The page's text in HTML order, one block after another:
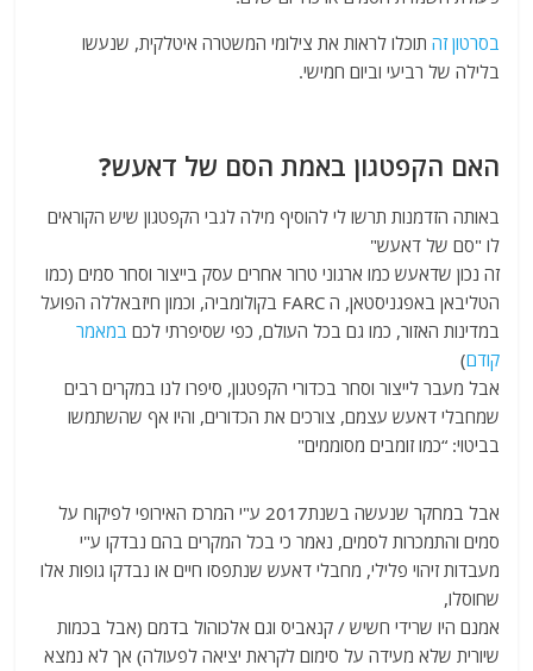
בסרטון זה תוכלו לראות את צילומי המשטרה איטלקית, שנעשו
בלילה של רביעי וביום חמישי.
האם הקפטגון באמת הסם של דאעש?
באותה הזדמנות תרשו לי להוסיף מילה לגבי הקפטגון שיש הקוראים
לו "סם של דאעש"
זה נכון שדאעש כמו ארגוני טרור אחרים עסק בייצור וסחר סמים (כמו
הטליבאן באפגניסטאן, ה FARC בקולומביה, וכמון חיזבאללה הפועל
במדינות האזור, כמו גם בכל העולם, כפי שסיפרתי לכם במאמר
קודם)
אבל מעבר לייצור וסחר בכדורי הקפטגון, סיפרו לנו במקרים רבים
שמחבלי דאעש עצמם, צורכים את הכדורים, והיו אף שהשתמשו
בביטוי: “כמו זומבים מסוממים"
אבל במחקר שנעשה בשנת2017 ע"י המרכז האירופי לפיקוח על
סמים והתמכרות לסמים, נאמר כי בכל המקרים בהם נבדקו ע"י
מעבדות זיהוי פלילי, מחבלי דאעש שנתפסו חיים או נבדקו גופות אלו
שחוסלו,
אמנם היו שרידי חשיש / קנאביס וגם אלכוהול בדמם (אבל בכמות
שיורית שלא מעידה על סימום לקראת יציאה לפעולה) אך לא נמצא